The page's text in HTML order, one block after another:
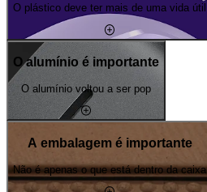
O plástico deve ter mais de uma vida útil
O alumínio é importante
O alumínio voltou a ser pop
A embalagem é importante
Não é apenas o que está dentro da caixa